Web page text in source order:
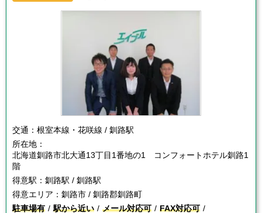
交通： 根室本線・花咲線 / 釧路駅
所在地：
北海道釧路市北大通13丁目1番地の1 コンフォートホテル釧路1
階
得意駅： 釧路駅 / 釧路駅
得意エリア： 釧路市 / 釧路郡釧路町
駐車場有
駅から近い メール対応可
FAX対応可